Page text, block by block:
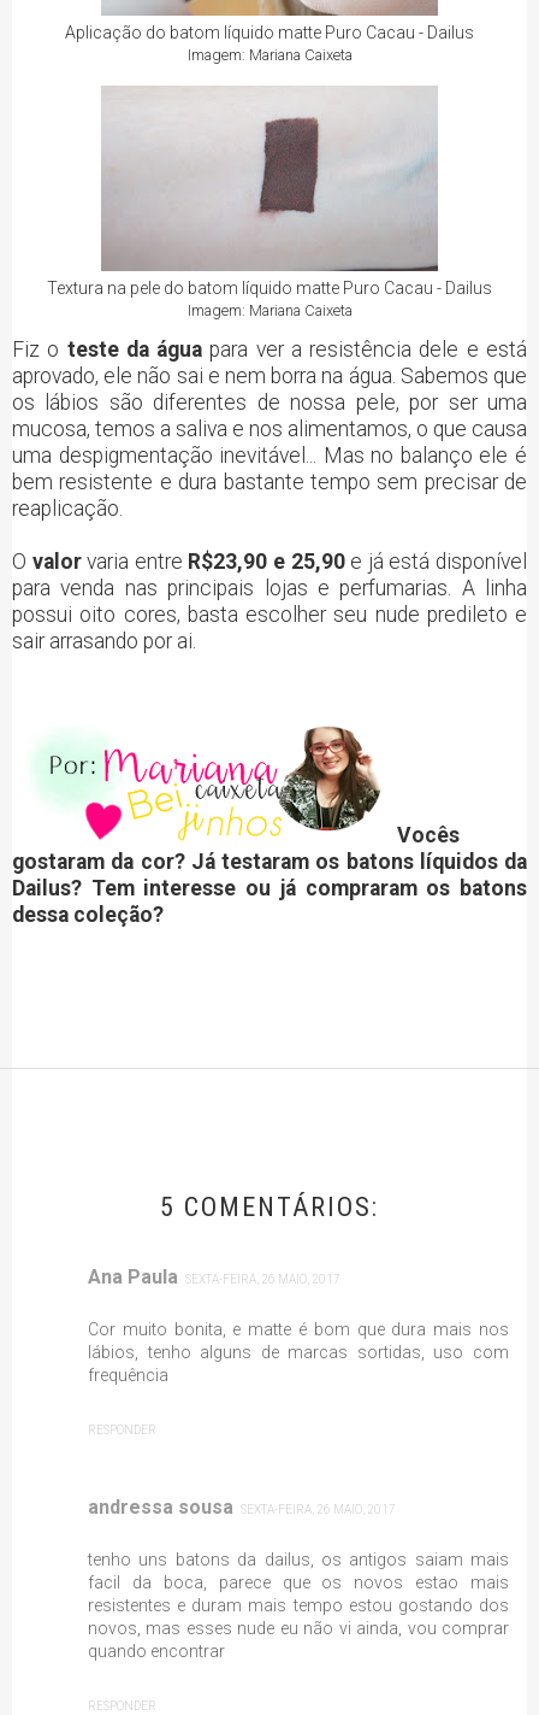
Aplicação do batom líquido matte Puro Cacau - Dailus
Imagem: Mariana Caixeta
Textura na pele do batom líquido matte Puro Cacau - Dailus
Imagem: Mariana Caixeta
Fiz o teste da água para ver a resistência dele e está
aprovado, ele não sai e nem borra na água. Sabemos que
os lábios são diferentes de nossa pele, por ser uma
mucosa, temos a saliva e nos alimentamos, o que causa
uma despigmentação inevitável... Mas no balanço ele é
bem resistente e dura bastante tempo sem precisar de
reaplicação.
O valorvaria entre R$23,90 e 25,90e já está disponível
para venda nas principais lojas e perfumarias. A linha
possui oito cores, basta escolher seu nude predileto e
sair arrasando por ai.
Vocês
gostaram da cor? Já testaram os batons líquidos da
Dailus? Tem interesse ou já compraram os batons
dessa coleção?
5 COMENTÁRIOS:
Ana Paula SEXTA-FEIRA, 26 MAIO, 2017
Cor muito bonita, e matte é bom que dura mais nos
lábios, tenho alguns de marcas sortidas, uso com
frequência
RESPONDER
andressa sousa SEXTA-FEIRA, 26 MAIO, 2017
tenho uns batons da dailus, os antigos saiam mais
facil da boca, parece que os novos estao mais
resistentes e duram mais tempo estou gostando dos
novos, mas esses nude eu não vi ainda, vou comprar
quando encontrar
RESPONDER